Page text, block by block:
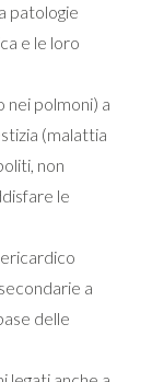
patologie
e le loro
nei polmoni) a
(malattia
non
le
a
delle